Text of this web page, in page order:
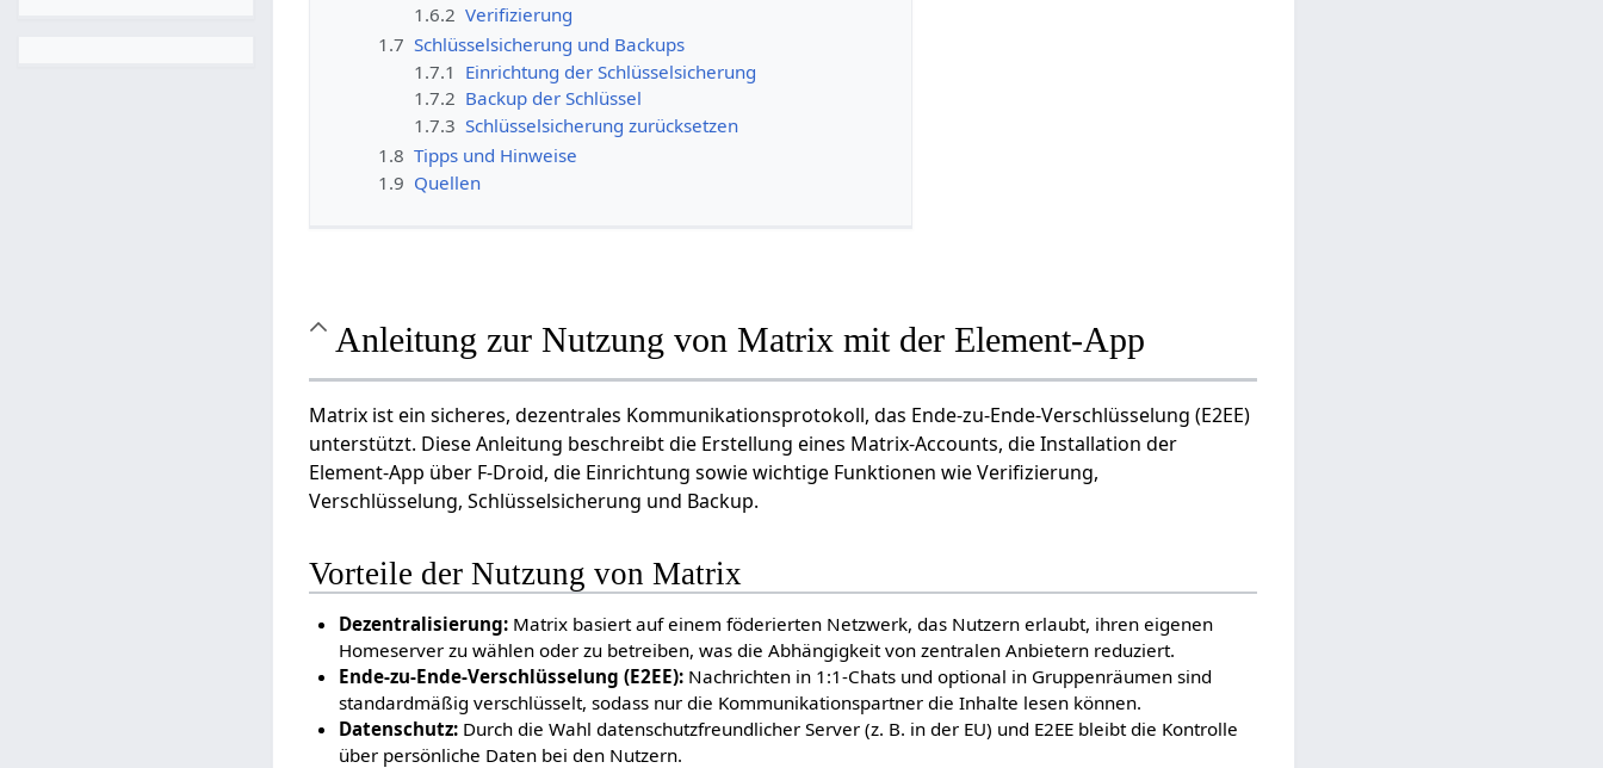
1.6.2 Verifizierung
1.7 Schlüsselsicherung und Backups
1.7.1 Einrichtung der Schlüsselsicherung
1.7.2 Backup der Schlüssel
1.7.3 Schlüsselsicherung zurücksetzen
1.8 Tipps und Hinweise
1.9 Quellen
Anleitung zur Nutzung von Matrix mit der Element-App
Matrix ist ein sicheres, dezentrales Kommunikationsprotokoll, das Ende-zu-Ende-Verschlüsselung (E2EE)
unterstützt. Diese Anleitung beschreibt die Erstellung eines Matrix-Accounts, die Installation der
Element-App über F-Droid, die Einrichtung sowie wichtige Funktionen wie Verifizierung,
Verschlüsselung, Schlüsselsicherung und Backup.
Vorteile der Nutzung von Matrix
Dezentralisierung:Matrix basiert auf einem föderierten Netzwerk, das Nutzern erlaubt, ihren eigenen
Homeserver zu wählen oder zu betreiben, was die Abhängigkeit von zentralen Anbietern reduziert.
Ende-zu-Ende-Verschlüsselung (E2EE):Nachrichten in 1:1-Chats und optional in Gruppenräumen sind
standardmäßig verschlüsselt, sodass nur die Kommunikationspartner die Inhalte lesen können.
Datenschutz:Durch die Wahl datenschutzfreundlicher Server (z. B. in der EU) und E2EE bleibt die Kontrolle
über persönliche Daten bei den Nutzern.